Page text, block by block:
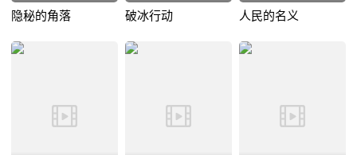
隐秘的角落 破冰行动 人民的名义